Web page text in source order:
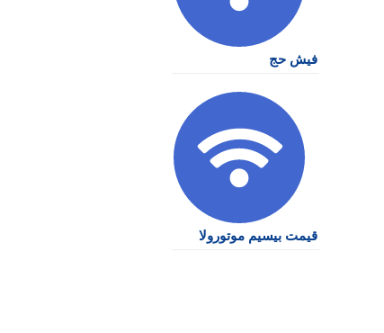
فیش حج
قیمت بیسیم موتورولا